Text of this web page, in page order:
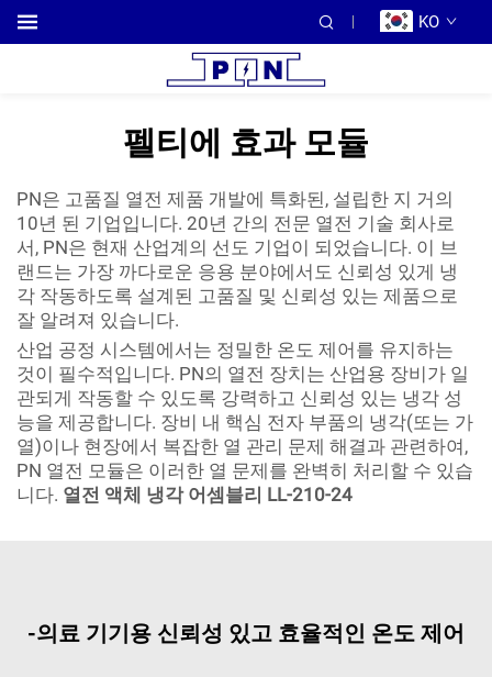
KO
펠티에 효과 모듈
PN은 고품질 열전 제품 개발에 특화된, 설립한 지 거의
10년 된 기업입니다. 20년 간의 전문 열전 기술 회사로
서, PN은 현재 산업계의 선도 기업이 되었습니다. 이 브
랜드는 가장 까다로운 응용 분야에서도 신뢰성 있게 냉
각 작동하도록 설계된 고품질 및 신뢰성 있는 제품으로
잘 알려져 있습니다.
산업 공정 시스템에서는 정밀한 온도 제어를 유지하는
것이 필수적입니다. PN의 열전 장치는 산업용 장비가 일
관되게 작동할 수 있도록 강력하고 신뢰성 있는 냉각 성
능을 제공합니다. 장비 내 핵심 전자 부품의 냉각(또는 가
열)이나 현장에서 복잡한 열 관리 문제 해결과 관련하여,
PN 열전 모듈은 이러한 열 문제를 완벽히 처리할 수 있습
니다. 열전 액체 냉각 어셈블리 LL-210-24
-의료 기기용 신뢰성 있고 효율적인 온도 제어